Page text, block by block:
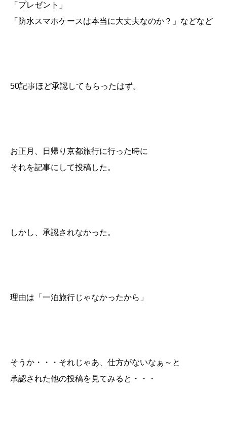
「プレゼント」
「防水スマホケースは本当に大丈夫なのか？」などなど
50記事ほど承認してもらったはず。
お正月、日帰り京都旅行に行った時に
それを記事にして投稿した。
しかし、承認されなかった。
理由は「一泊旅行じゃなかったから」
そうか・・・それじゃあ、仕方がないなぁ～と
承認された他の投稿を見てみると・・・